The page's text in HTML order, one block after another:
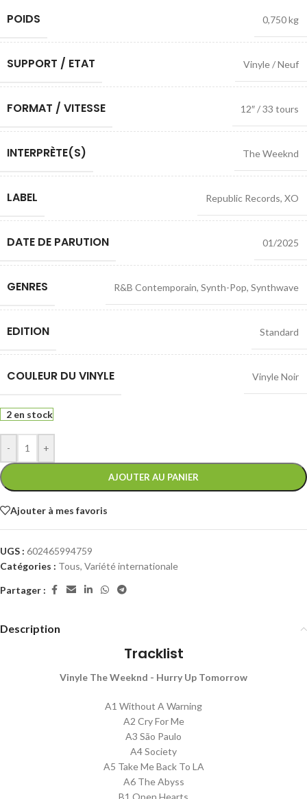
POIDS 0,750 kg
SUPPORT / ETAT Vinyle / Neuf
FORMAT / VITESSE 12″ / 33 tours
INTERPRÈTE(S) The Weeknd
LABEL Republic Records, XO
DATE DE PARUTION 01/2025
GENRES R&B Contemporain, Synth-Pop, Synthwave
EDITION Standard
COULEUR DU VINYLE Vinyle Noir
2 en stock
- +
AJOUTER AU PANIER
Ajouter à mes favoris
UGS : 602465994759
Catégories : Tous, Variété internationale
Partager :
Description
Tracklist
Vinyle TheWeeknd - Hurry Up Tomorrow
A1 Without A Warning
A2 Cry For Me
A3 São Paulo
A4 Society
A5 Take Me Back To LA
A6 The Abyss